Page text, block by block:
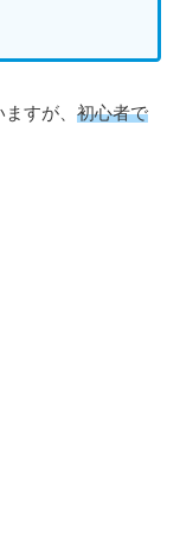
すが、 初心者で